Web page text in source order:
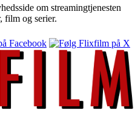
om streamingtjenesten
film og serier.